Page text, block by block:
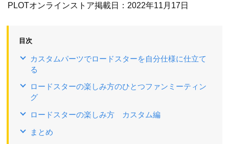
PLOTオンラインストア掲載日：2022年11月17日
目次
カスタムパーツでロードスターを自分仕様に仕立て
る
ロードスターの楽しみ方のひとつファンミーティン
グ
ロードスターの楽しみ方 カスタム編
まとめ